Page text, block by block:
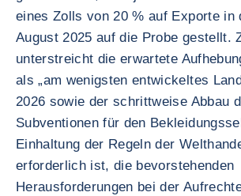
eines Zolls von 20 % auf Exporte in
August 2025 auf die Probe gestellt.
unterstreicht die erwartete
als „am wenigsten entwickeltes
2026 sowie der schrittweise Abbau
Subventionen für den
Einhaltung der Regeln der
erforderlich ist, die bevorstehenden
Herausforderungen bei der